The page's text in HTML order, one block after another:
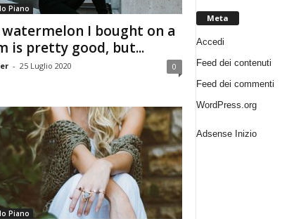
Piano
watermelon I bought on a
is pretty good, but...
- 25 Luglio 2020 0
Piano
Meta
Accedi
Feed dei contenuti
Feed dei commenti
WordPress.org
Adsense Inizio